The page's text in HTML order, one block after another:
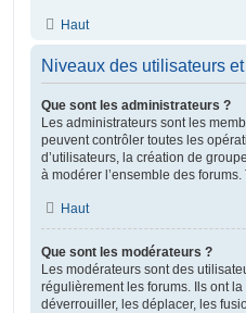
Haut
Niveaux des utilisateurs
Que sont les administrateurs ?
Les administrateurs sont les
peuvent contrôler toutes les
d’utilisateurs, la création de
à modérer l’ensemble des
Haut
Que sont les modérateurs ?
Les modérateurs sont des
régulièrement les forums. Ils ont
déverrouiller, les déplacer, les